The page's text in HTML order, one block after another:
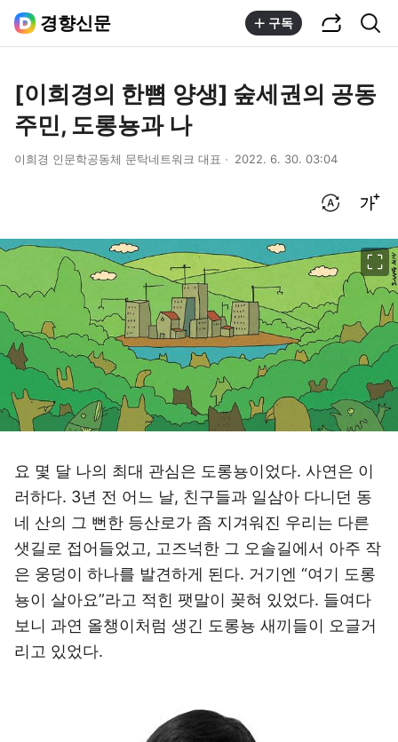
경향신문 구독
[이희경의 한뼘 양생] 숲세권의 공동
주민, 도롱뇽과 나
이희경 인문학공동체 문탁네트워크 대표 2022. 6. 30. 03:04
요 몇 달 나의 최대 관심은 도롱뇽이었다. 사연은 이
러하다. 3년 전 어느 날, 친구들과 일삼아 다니던 동
네 산의 그 뻔한 등산로가 좀 지겨워진 우리는 다른
샛길로 접어들었고, 고즈넉한 그 오솔길에서 아주 작
은 웅덩이 하나를 발견하게 된다. 거기엔 “여기 도롱
뇽이 살아요”라고 적힌 팻말이 꽂혀 있었다. 들여다
보니 과연 올챙이처럼 생긴 도롱뇽 새끼들이 오글거
리고 있었다.